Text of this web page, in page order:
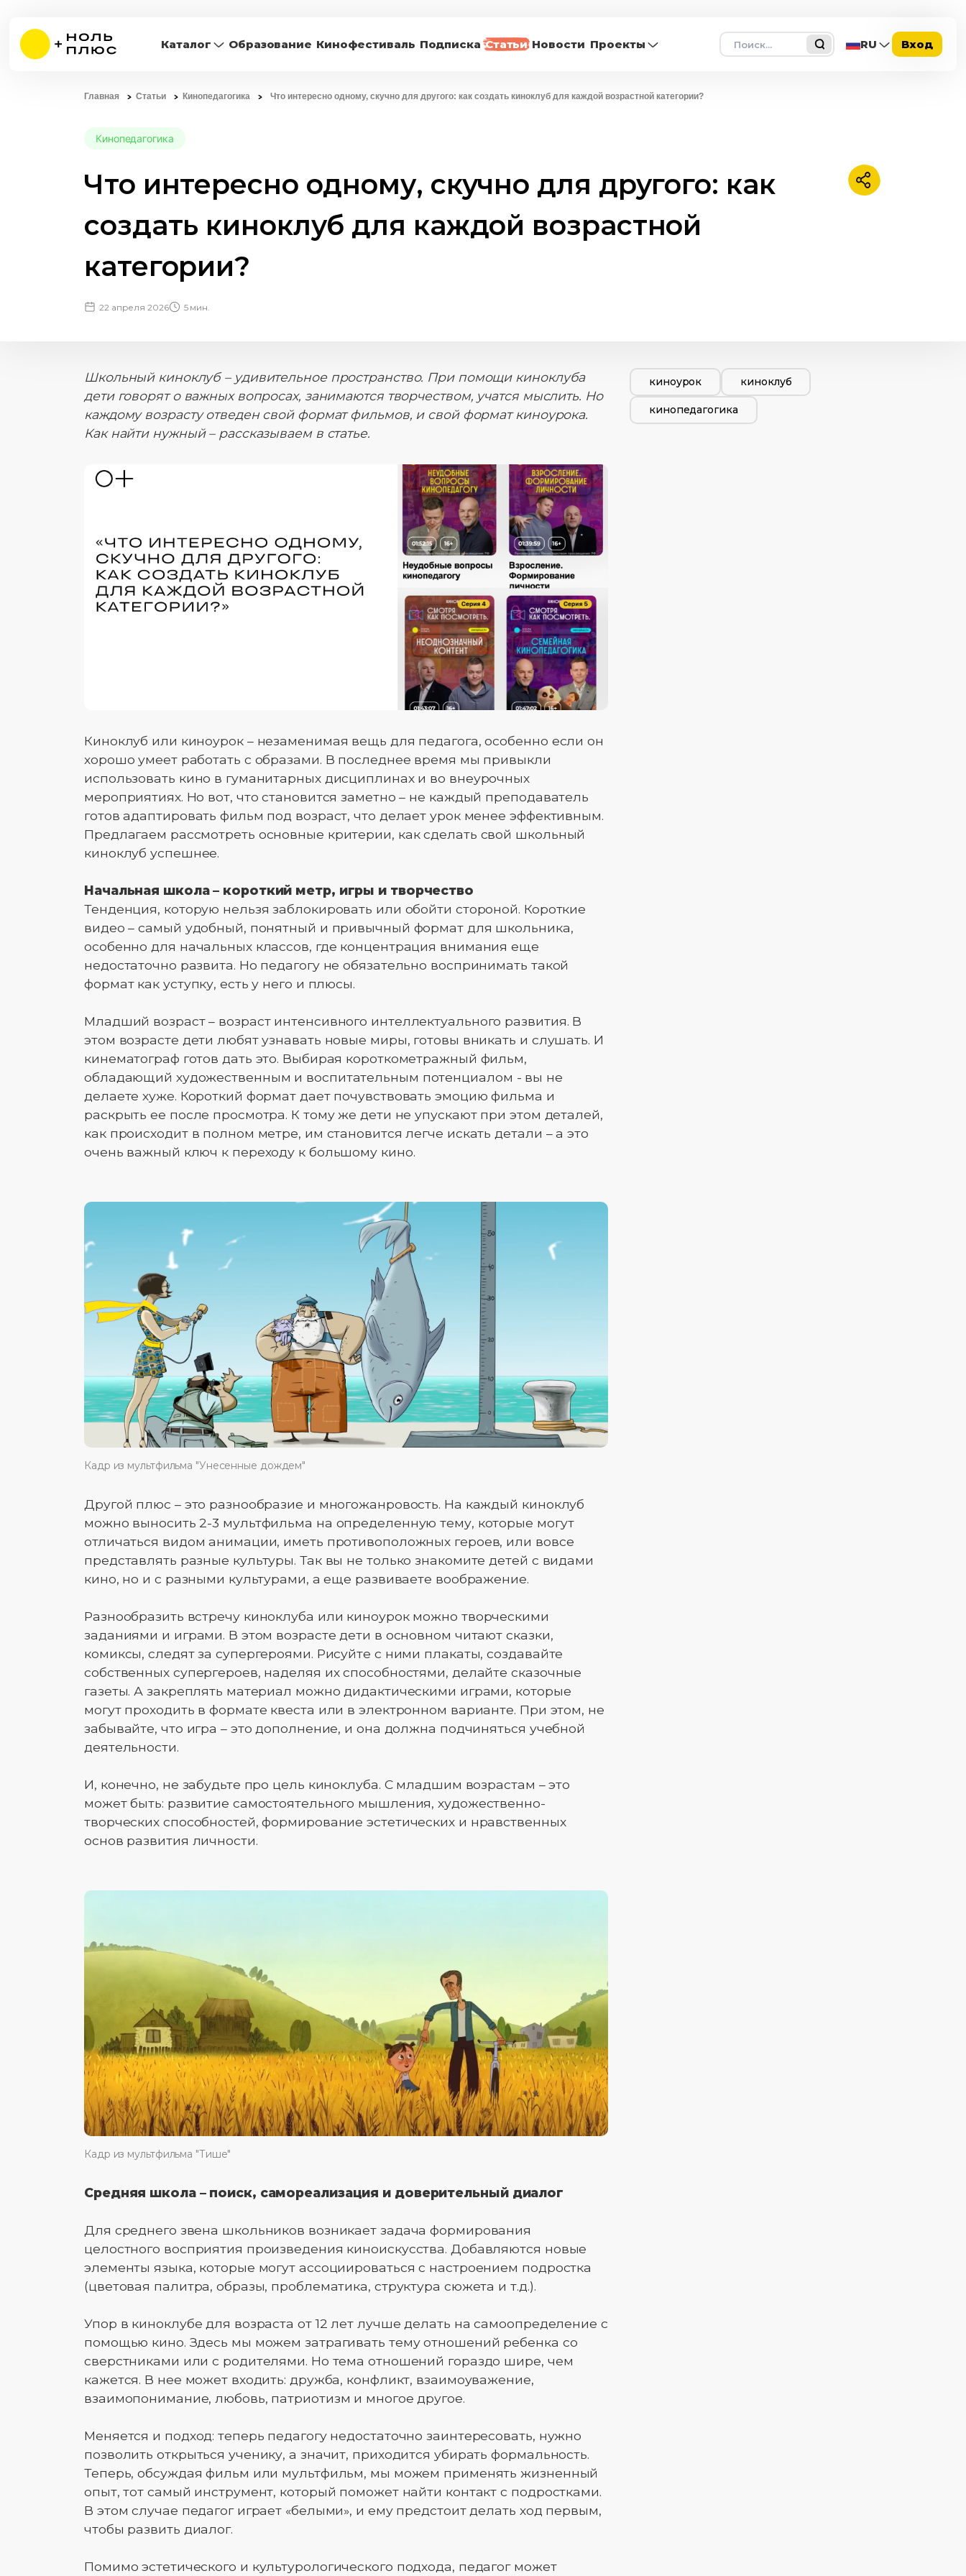
Каталог Образование Кинофестиваль Подписка Статьи Новости Проекты Поиск RU Вход
Главная Статьи Кинопедагогика Что интересно одному, скучно для другого: как создать киноклуб для каждой возрастной категории?
Кинопедагогика
Что интересно одному, скучно для другого: как
создать киноклуб для каждой возрастной
категории?
Поделиться
22 апреля 2026 5 мин.
Школьный киноклуб – удивительное пространство. При помощи киноклуба
дети говорят о важных вопросах, занимаются творчеством, учатся мыслить. Но
каждому возрасту отведен свой формат фильмов, и свой формат киноурока.
Как найти нужный – рассказываем в статье.
Киноклуб или киноурок – незаменимая вещь для педагога, особенно если он
хорошо умеет работать с образами. В последнее время мы привыкли
использовать кино в гуманитарных дисциплинах и во внеурочных
мероприятиях. Но вот, что становится заметно – не каждый преподаватель
готов адаптировать фильм под возраст, что делает урок менее эффективным.
Предлагаем рассмотреть основные критерии, как сделать свой школьный
киноклуб успешнее.
Начальная школа – короткий метр, игры и творчество
Тенденция, которую нельзя заблокировать или обойти стороной. Короткие
видео – самый удобный, понятный и привычный формат для школьника,
особенно для начальных классов, где концентрация внимания еще
недостаточно развита. Но педагогу не обязательно воспринимать такой
формат как уступку, есть у него и плюсы.
Младший возраст – возраст интенсивного интеллектуального развития. В
этом возрасте дети любят узнавать новые миры, готовы вникать и слушать. И
кинематограф готов дать это. Выбирая короткометражный фильм,
обладающий художественным и воспитательным потенциалом - вы не
делаете хуже. Короткий формат дает почувствовать эмоцию фильма и
раскрыть ее после просмотра. К тому же дети не упускают при этом деталей,
как происходит в полном метре, им становится легче искать детали – а это
очень важный ключ к переходу к большому кино.
Кадр из мультфильма "Унесенные дождем"
Другой плюс – это разнообразие и многожанровость. На каждый киноклуб
можно выносить 2-3 мультфильма на определенную тему, которые могут
отличаться видом анимации, иметь противоположных героев, или вовсе
представлять разные культуры. Так вы не только знакомите детей с видами
кино, но и с разными культурами, а еще развиваете воображение.
Разнообразить встречу киноклуба или киноурок можно творческими
заданиями и играми. В этом возрасте дети в основном читают сказки,
комиксы, следят за супергероями. Рисуйте с ними плакаты, создавайте
собственных супергероев, наделяя их способностями, делайте сказочные
газеты. А закреплять материал можно дидактическими играми, которые
могут проходить в формате квеста или в электронном варианте. При этом, не
забывайте, что игра – это дополнение, и она должна подчиняться учебной
деятельности.
И, конечно, не забудьте про цель киноклуба. С младшим возрастам – это
может быть: развитие самостоятельного мышления, художественно-
творческих способностей, формирование эстетических и нравственных
основ развития личности.
Кадр из мультфильма "Тише"
Средняя школа – поиск, самореализация и доверительный диалог
Для среднего звена школьников возникает задача формирования
целостного восприятия произведения киноискусства. Добавляются новые
элементы языка, которые могут ассоциироваться с настроением подростка
(цветовая палитра, образы, проблематика, структура сюжета и т.д.).
Упор в киноклубе для возраста от 12 лет лучше делать на самоопределение с
помощью кино. Здесь мы можем затрагивать тему отношений ребенка со
сверстниками или с родителями. Но тема отношений гораздо шире, чем
кажется. В нее может входить: дружба, конфликт, взаимоуважение,
взаимопонимание, любовь, патриотизм и многое другое.
Меняется и подход: теперь педагогу недостаточно заинтересовать, нужно
позволить открыться ученику, а значит, приходится убирать формальность.
Теперь, обсуждая фильм или мультфильм, мы можем применять жизненный
опыт, тот самый инструмент, который поможет найти контакт с подростками.
В этом случае педагог играет «белыми», и ему предстоит делать ход первым,
чтобы развить диалог.
Помимо эстетического и культурологического подхода, педагог может
киноурок киноклуб
кинопедагогика